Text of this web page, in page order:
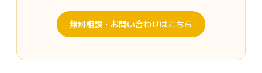
無料相談・お問い合わせはこちら